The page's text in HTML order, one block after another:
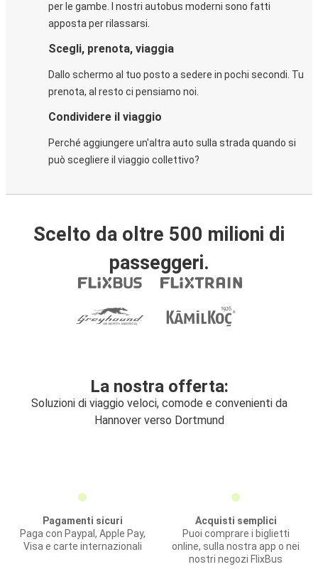
per le gambe. I nostri autobus moderni sono fatti
apposta per rilassarsi.
Scegli, prenota, viaggia
Dallo schermo al tuo posto a sedere in pochi secondi. Tu
prenota, al resto ci pensiamo noi.
Condividere il viaggio
Perché aggiungere un'altra auto sulla strada quando si
può scegliere il viaggio collettivo?
Scelto da oltre 500 milioni di
passeggeri.
La nostra offerta:
Soluzioni di viaggio veloci, comode e convenienti da
Hannover verso Dortmund
Pagamenti sicuri
Paga con Paypal, Apple Pay,
Visa e carte internazionali
Acquisti semplici
Puoi comprare i biglietti
online, sulla nostra app o nei
nostri negozi FlixBus